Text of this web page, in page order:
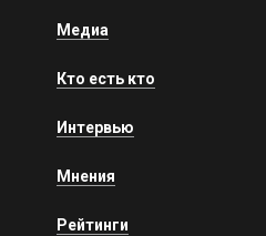
Медиа
Кто есть кто
Интервью
Мнения
Рейтинги